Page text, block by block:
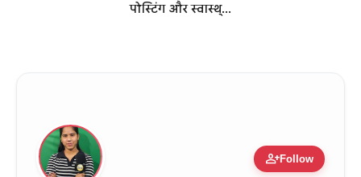
पोस्टिंग और स्वास्थ्...
person_addFollow